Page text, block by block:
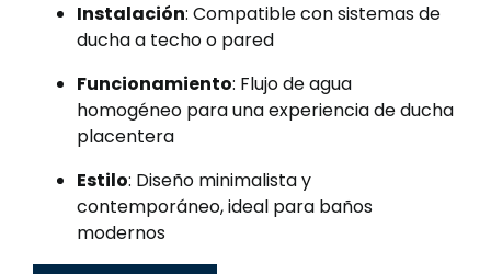
Instalación: Compatible con sistemas de
ducha a techo o pared
Funcionamiento: Flujo de agua
homogéneo para una experiencia de ducha
placentera
Estilo: Diseño minimalista y
contemporáneo, ideal para baños
modernos